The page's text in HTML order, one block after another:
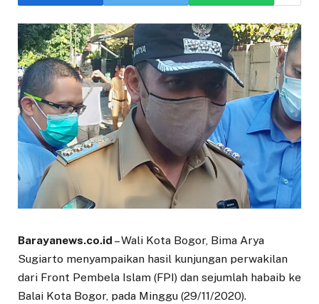
Barayanews.co.id – Wali Kota Bogor, Bima Arya
Sugiarto menyampaikan hasil kunjungan perwakilan
dari Front Pembela Islam (FPI) dan sejumlah habaib ke
Balai Kota Bogor, pada Minggu (29/11/2020).